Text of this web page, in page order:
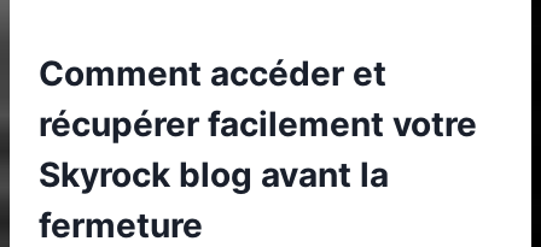
Comment accéder et
récupérer facilement votre
Skyrock blog avant la
fermeture